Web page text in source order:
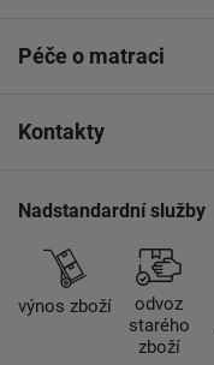
Péče o matraci
Kontakty
Nadstandardní služby
výnos zboží
odvoz
starého
zboží